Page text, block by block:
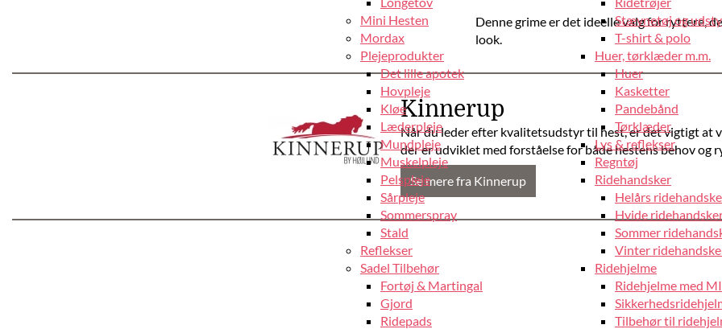
Mini Hesten
Mordax
Plejeprodukter
Det lille apotek
Hovpleje
Kløe
Læderpleje
Mundpleje
Muskelpleje
Pelspleje
Sårpleje
Sommerspray
Stald
Reflekser
Sadel Tilbehør
Fortøj & Martingal
Gjord
Ridepads
Stævnetøj og
T-shirt & polo
Huer, tørklæder m.m.
Huer
Kasketter
Pandebånd
Tørklæder
Lys & reflekser
Regntøj
Ridehandsker
Helårs
Hvide
Sommer
Vinter
Ridehjelme
Ridehjelme med
Tilbehør til
Denne grime er det ideelle valg for ryttere,
look.
Kinnerup
Når du leder efter kvalitetsudstyr til hest, er det vigtigt at
der er udviklet med forståelse for både hestens behov og
Se mere fra Kinnerup